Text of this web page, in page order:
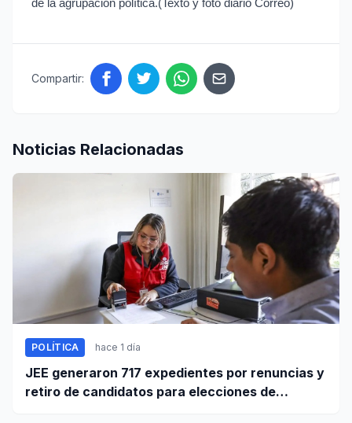
de la agrupación política.(Texto y foto diario Correo)
Compartir:
Noticias Relacionadas
POLÍTICA hace 1 día
JEE generaron 717 expedientes por renuncias y
retiro de candidatos para elecciones de